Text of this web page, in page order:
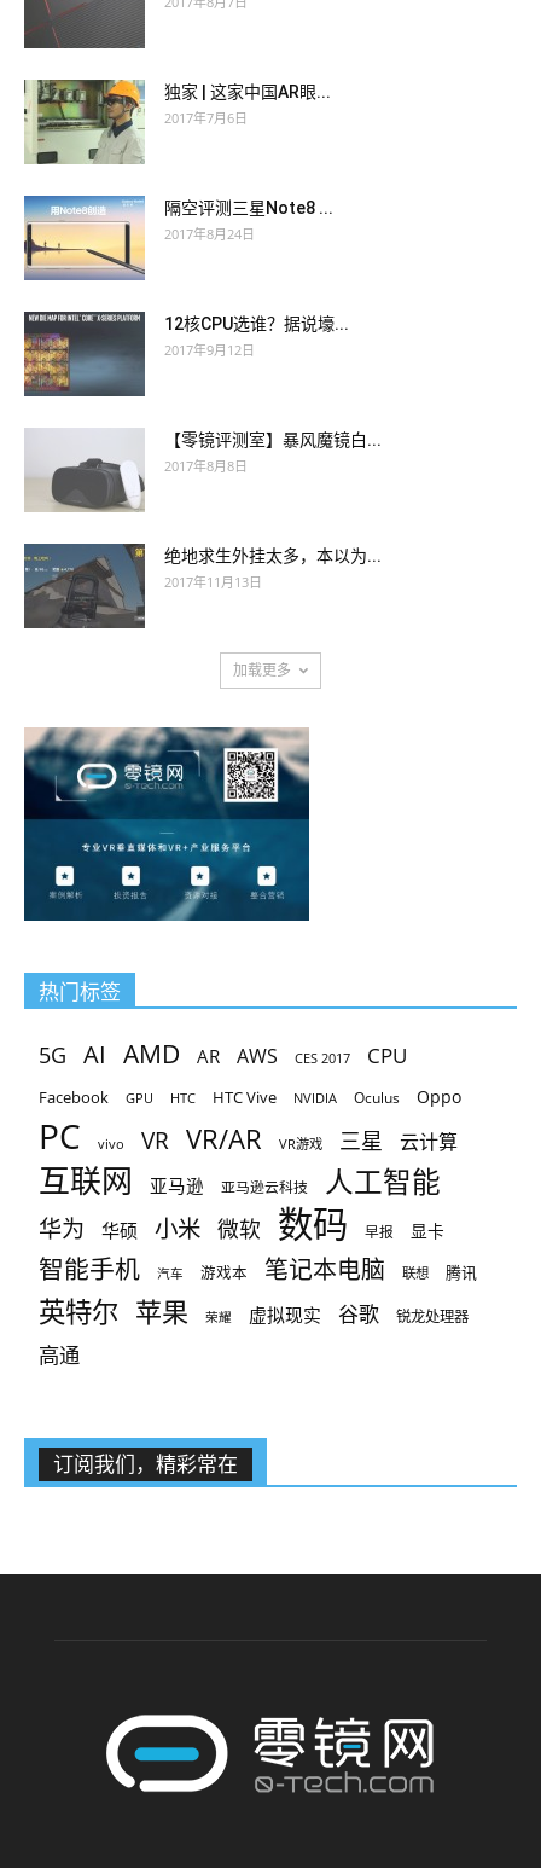
独家 | 这家中国AR眼...
2017年7月6日
隔空评测三星Note8 ...
2017年8月24日
12核CPU选谁？据说壕...
2017年9月12日
【零镜评测室】暴风魔镜白...
2017年8月8日
绝地求生外挂太多，本以为...
2017年11月13日
加载更多
热门标签
5G AI AMD AR AWS CES 2017 CPU
Facebook GPU HTC HTC Vive NVIDIA Oculus Oppo
PC vivo VR VR/AR VR游戏 三星 云计算
互联网 亚马逊 亚马逊云科技 人工智能
华为 华硕 小米 微软 数码 早报 显卡
智能手机 汽车 游戏本 笔记本电脑 联想 腾讯
英特尔 苹果 荣耀 虚拟现实 谷歌 锐龙处理器
高通
订阅我们，精彩常在